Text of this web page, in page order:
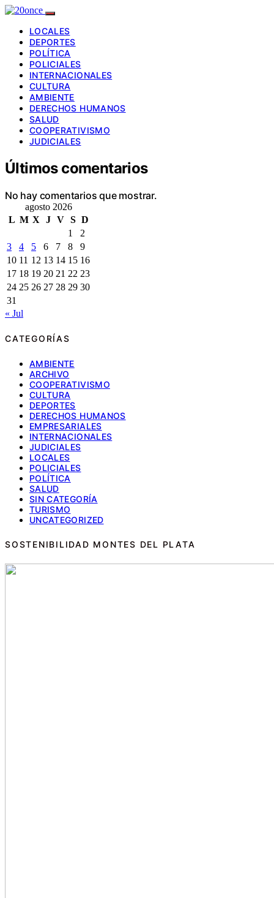
LOCALES
DEPORTES
POLÍTICA
POLICIALES
INTERNACIONALES
CULTURA
AMBIENTE
DERECHOS HUMANOS
SALUD
COOPERATIVISMO
JUDICIALES
Últimos comentarios
No hay comentarios que mostrar.
agosto 2026
L M X J V S D
1
2
3
4 5 6 7 8
9
10 11 12 13 14 15 16
17 18 19 20 21 22 23
24 25 26 27 28 29 30
31
« Jul
CATEGORÍAS
AMBIENTE
ARCHIVO
COOPERATIVISMO
CULTURA
DEPORTES
DERECHOS HUMANOS
EMPRESARIALES
INTERNACIONALES
JUDICIALES
LOCALES
POLICIALES
POLÍTICA
SALUD
SIN CATEGORÍA
TURISMO
UNCATEGORIZED
SOSTENIBILIDAD MONTES DEL PLATA